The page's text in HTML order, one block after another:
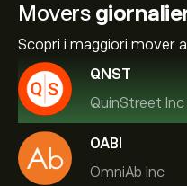
Movers
Scopri i maggiori mover
QNST
QuinStreet Inc
OABI
OmniAb Inc